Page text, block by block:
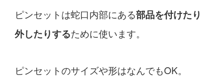
ピンセットは蛇口内部にある部品を付けたり
外したりするために使います。
ピンセットのサイズや形はなんでもOK。